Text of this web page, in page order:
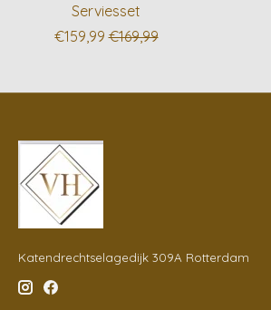
Serviesset
€159,99 €169,99
Katendrechtselagedijk 309A Rotterdam